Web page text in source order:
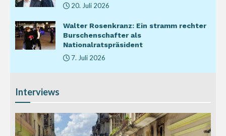
20. Juli 2026
Walter Rosenkranz: Ein stramm rechter
Burschenschafter als
Nationalratspräsident
7. Juli 2026
Interviews